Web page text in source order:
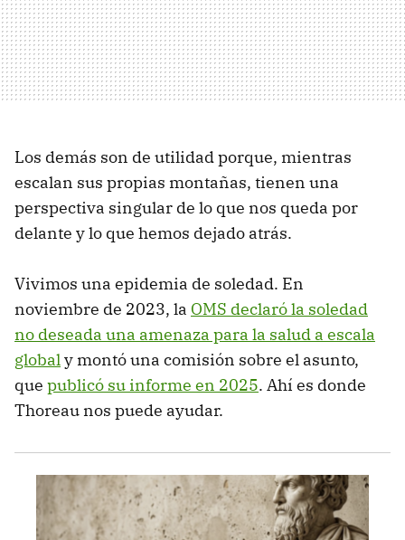
Los demás son de utilidad porque, mientras
escalan sus propias montañas, tienen una
perspectiva singular de lo que nos queda por
delante y lo que hemos dejado atrás.
Vivimos una epidemia de soledad. En
noviembre de 2023, la OMS declaró la soledad
no deseada una amenaza para la salud a escala
globaly montó una comisión sobre el asunto,
que publicó su informe en 2025. Ahí es donde
Thoreau nos puede ayudar.